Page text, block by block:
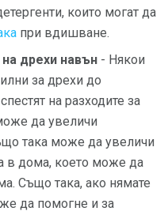
които могат да
при вдишване.
дрехи навън - Някои
за дрехи до
на разходите за
да увеличи
така може да увеличи
в дома, което може да
Също така, ако нямате
да помогне и за